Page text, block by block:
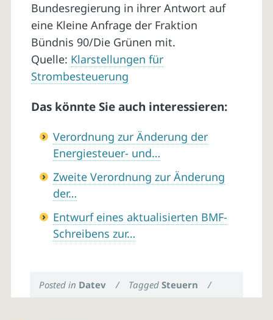
Bundesregierung in ihrer Antwort auf
eine Kleine Anfrage der Fraktion
Bündnis 90/Die Grünen mit.
Quelle: Klarstellungen für
Strombesteuerung
Das könnte Sie auch interessieren:
Verordnung zur Änderung der
Energiesteuer- und…
Zweite Verordnung zur Änderung
der…
Entwurf eines aktualisierten BMF-
Schreibens zur…
Posted in Datev / TaggedSteuern /